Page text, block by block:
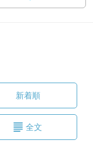
新着順
全文